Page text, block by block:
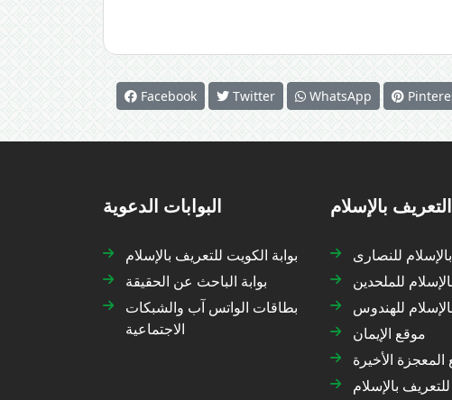
Facebook Twitter WhatsApp
البوابات الدعوية
بوابة الكويت للتعريف بالإسلام
بوابة الباحث عن الحقيقة
بطاقات الواتس آب والشبكات
الاجتماعية
التعريف بالإسلام
للنصارى
للملحدين
للهندوس
موقع الإيمان
الأخيرة
بالإسلام